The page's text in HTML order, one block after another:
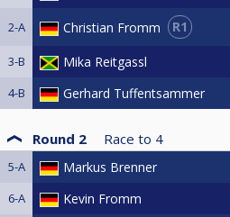
2-A Christian Fromm R1
3-B Mika Reitgassl
4-B Gerhard Tuffentsammer
Round 2 Race to 4
5-A Markus Brenner
6-A Kevin Fromm